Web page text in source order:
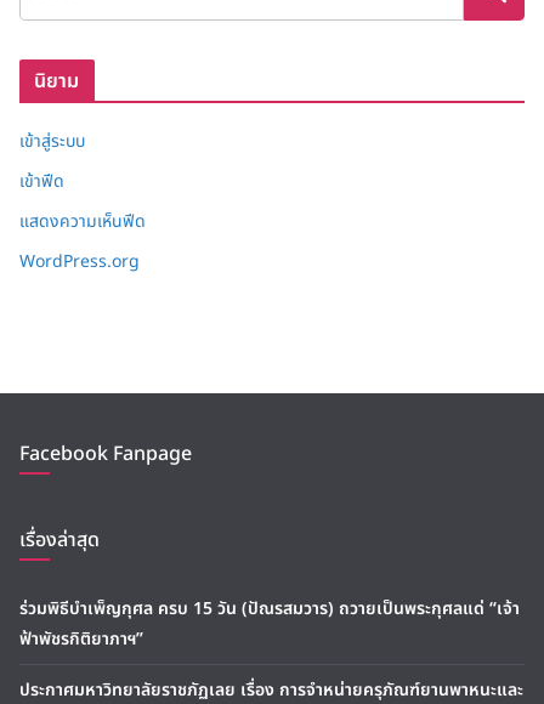
ก็
นิยาม
เข้าสู่ระบบ
เข้าฟีด
แสดงความเห็นฟีด
WordPress.org
Facebook Fanpage
เรื่องล่าสุด
ร่วมพิธีบำเพ็ญกุศล ครบ 15 วัน (ปัณรสมวาร) ถวายเป็นพระกุศลแด่ “เจ้า
ฟ้าพัชรกิติยาภาฯ”
ประกาศมหาวิทยาลัยราชภัฏเลย เรื่อง การจำหน่ายครุภัณฑ์ยานพาหนะและ